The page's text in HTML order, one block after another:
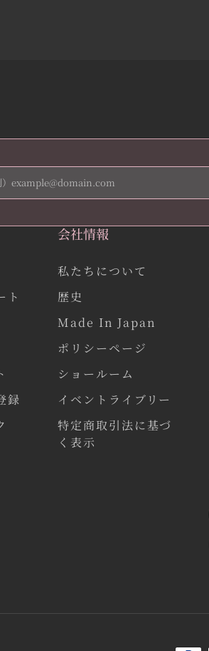
ト
録
会社情報
私たちについて
歴史
Made In Japan
ポリシーページ
ショールーム
イベントライブリー
特定商取引法に基づ
く表示